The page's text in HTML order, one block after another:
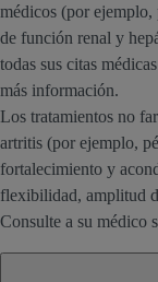
médicos (por ejemplo,
de función renal y
todas sus citas
más información.
Los tratamientos no
artritis (por ejemplo,
fortalecimiento y
flexibilidad, amplitud
Consulte a su médico